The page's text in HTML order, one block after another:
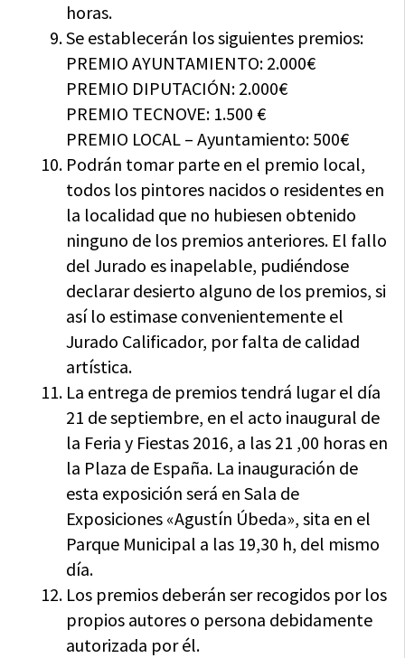
horas.
Se establecerán los siguientes premios:
PREMIO AYUNTAMIENTO: 2.000€
PREMIO DIPUTACIÓN: 2.000€
PREMIO TECNOVE: 1.500 €
PREMIO LOCAL – Ayuntamiento: 500€
Podrán tomar parte en el premio local,
todos los pintores nacidos o residentes en
la localidad que no hubiesen obtenido
ninguno de los premios anteriores. El fallo
del Jurado es inapelable, pudiéndose
declarar desierto alguno de los premios, si
así lo estimase convenientemente el
Jurado Calificador, por falta de calidad
artística.
La entrega de premios tendrá lugar el día
21 de septiembre, en el acto inaugural de
la Feria y Fiestas 2016, a las 21 ,00 horas en
la Plaza de España. La inauguración de
esta exposición será en Sala de
Exposiciones «Agustín Úbeda», sita en el
Parque Municipal a las 19,30 h, del mismo
día.
Los premios deberán ser recogidos por los
propios autores o persona debidamente
autorizada por él.